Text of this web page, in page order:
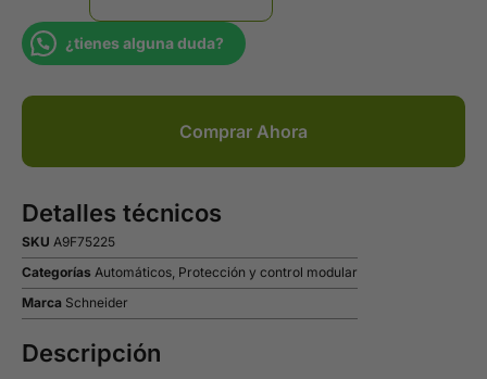
¿tienes alguna duda?
Comprar Ahora
Detalles técnicos
SKU A9F75225
Categorías Automáticos, Protección y control modular
Marca Schneider
Descripción